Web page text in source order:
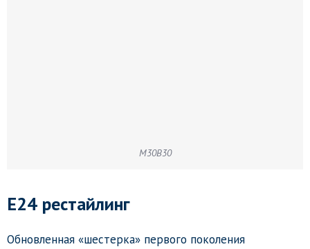
M30B30
E24 рестайлинг
Обновленная «шестерка» первого поколения